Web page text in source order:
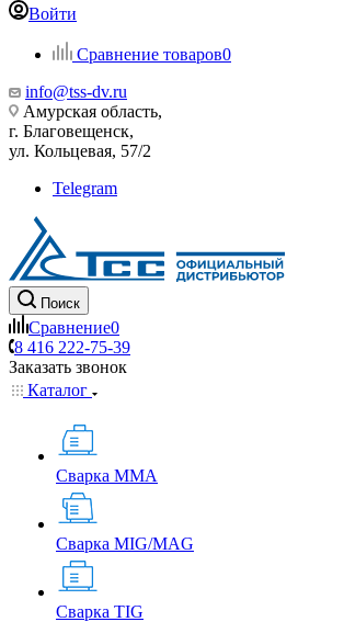
Войти
Сравнение товаров0
info@tss-dv.ru
Амурская область,
г. Благовещенск,
ул. Кольцевая, 57/2
Telegram
Поиск
Сравнение0
8 416 222-75-39
Заказать звонок
Каталог
Сварка MMA
Сварка MIG/MAG
Сварка TIG